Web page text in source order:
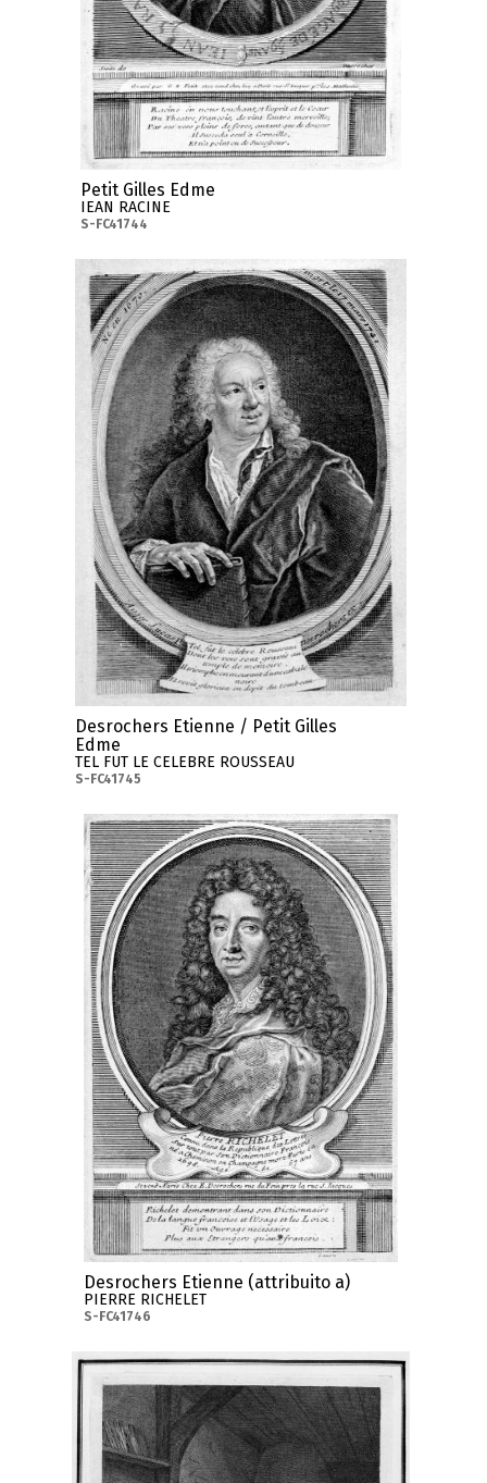
Petit Gilles Edme
IEAN RACINE
S-FC41744
Desrochers Etienne / Petit Gilles
Edme
TEL FUT LE CELEBRE ROUSSEAU
S-FC41745
Desrochers Etienne (attribuito a)
PIERRE RICHELET
S-FC41746